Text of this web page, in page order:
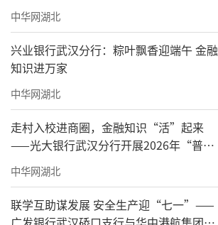
中华网湖北
兴业银行武汉分行：粽叶飘香迎端午 金融
知识进万家
中华网湖北
走村入校进商圈，金融知识“活”起来
——光大银行武汉分行开展2026年“普及
金融知识万里行”系列活动
中华网湖北
联学互助谋发展 安全生产迎“七一”——